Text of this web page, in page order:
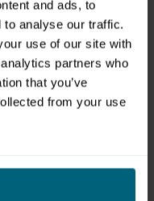
and ads, to
to analyse our traffic.
use of our site with
partners who
that you’ve
from your use